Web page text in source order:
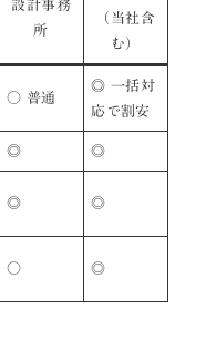
設計事務
所
（当社含
む）
○ 普通
◎ 一括対
応で割安
◎ ◎
◎ ◎
○ ◎